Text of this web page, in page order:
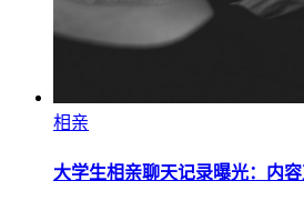
相亲
大学生相亲聊天记录曝光：内